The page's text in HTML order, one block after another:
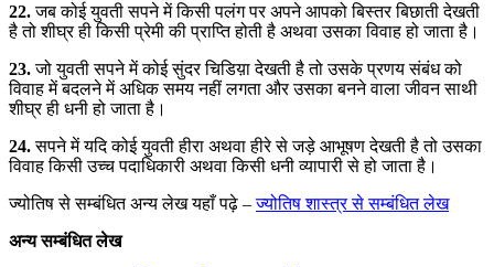
22.जब कोई युवती सपने में किसी पलंग पर अपने आपको बिस्तर बिछाती देखती
है तो शीघ्र ही किसी प्रेमी की प्राप्ति होती है अथवा उसका विवाह हो जाता है।
23.जो युवती सपने में कोई सुंदर चिडिय़ा देखती है तो उसके प्रणय संबंध को
विवाह में बदलने में अधिक समय नहीं लगता और उसका बनने वाला जीवन साथी
शीघ्र ही धनी हो जाता है।
24.सपने में यदि कोई युवती हीरा अथवा हीरे से जड़े आभूषण देखती है तो उसका
विवाह किसी उच्च पदाधिकारी अथवा किसी धनी व्यापारी से हो जाता है।
ज्योतिष से सम्बंधित अन्य लेख यहाँ पढ़े –ज्योतिष शास्त्र से सम्बंधित लेख
अन्य सम्बंधित लेख